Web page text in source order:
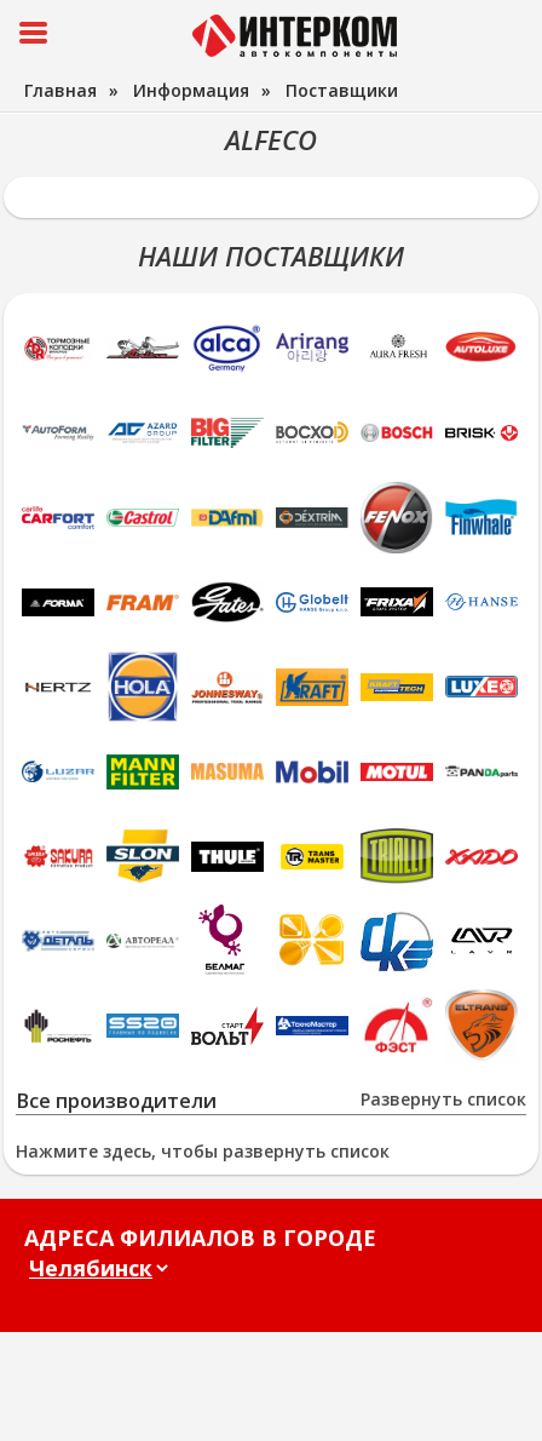
Главная » Информация » Поставщики
ALFECO
НАШИ ПОСТАВЩИКИ
Развернуть список
Все производители
Нажмите здесь, чтобы развернуть список
АДРЕСА ФИЛИАЛОВ В ГОРОДЕ